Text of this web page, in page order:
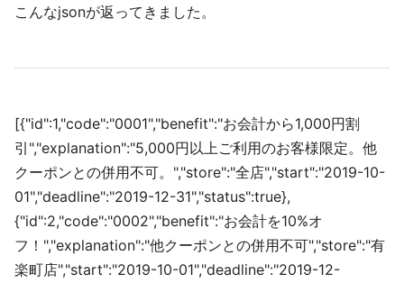
こんなjsonが返ってきました。
[{"id":1,"code":"0001","benefit":"お会計から1,000円割
引","explanation":"5,000円以上ご利用のお客様限定。他
クーポンとの併用不可。","store":"全店","start":"2019-10-
01","deadline":"2019-12-31","status":true},
{"id":2,"code":"0002","benefit":"お会計を10%オ
フ！","explanation":"他クーポンとの併用不可","store":"有
楽町店","start":"2019-10-01","deadline":"2019-12-